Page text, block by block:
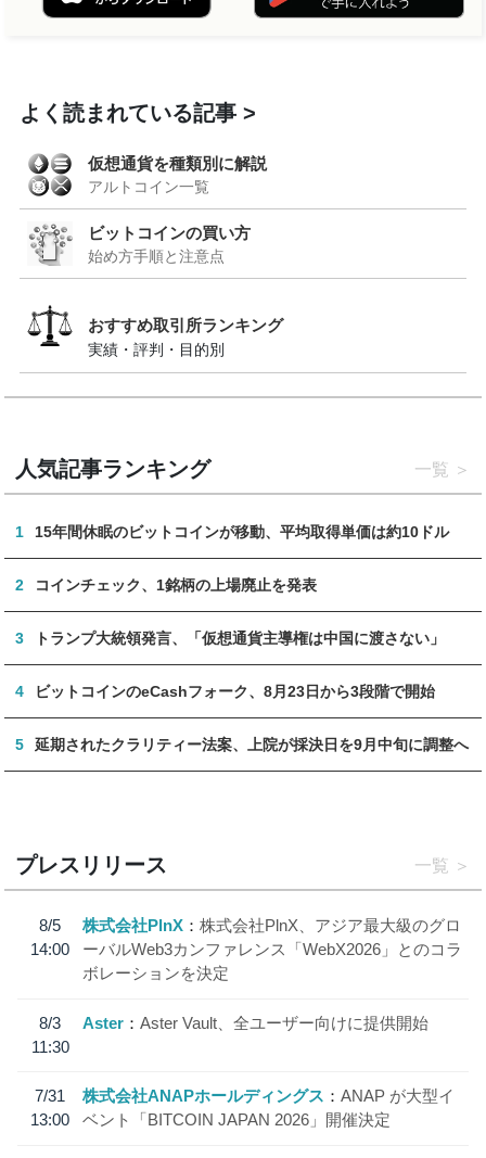
よく読まれている記事
仮想通貨を種類別に解説
アルトコイン一覧
ビットコインの買い方
始め方手順と注意点
おすすめ取引所ランキング
実績・評判・目的別
人気記事ランキング 一覧
1 15年間休眠のビットコインが移動、平均取得単価は約10ドル
2 コインチェック、1銘柄の上場廃止を発表
3 トランプ大統領発言、「仮想通貨主導権は中国に渡さない」
4 ビットコインのeCashフォーク、8月23日から3段階で開始
5 延期されたクラリティー法案、上院が採決日を9月中旬に調整へ
プレスリリース 一覧
8/5
14:00
株式会社PlnX
株式会社PlnX、アジア最大級のグロ
ーバルWeb3カンファレンス「WebX2026」とのコラ
ボレーションを決定
8/3
11:30
Aster Aster Vault、全ユーザー向けに提供開始
7/31
13:00
株式会社ANAPホールディングス
ANAP が大型イ
ベント「BITCOIN JAPAN 2026」開催決定